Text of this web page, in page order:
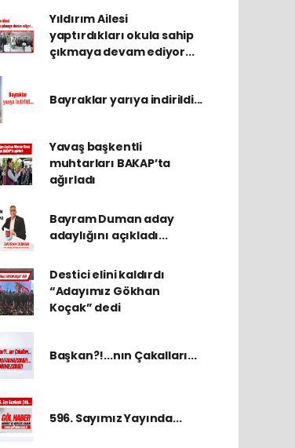
Yıldırım Ailesi
yaptırdıkları okula sahip
çıkmaya devam ediyor...
Bayraklar yarıya indirildi...
Yavaş başkentli
muhtarları BAKAP’ta
ağırladı
Bayram Duman aday
adaylığını açıkladı...
Destici elini kaldırdı
“Adayımız Gökhan
Koçak” dedi
Başkan?!...nın Çakalları...
596. Sayımız Yayında...